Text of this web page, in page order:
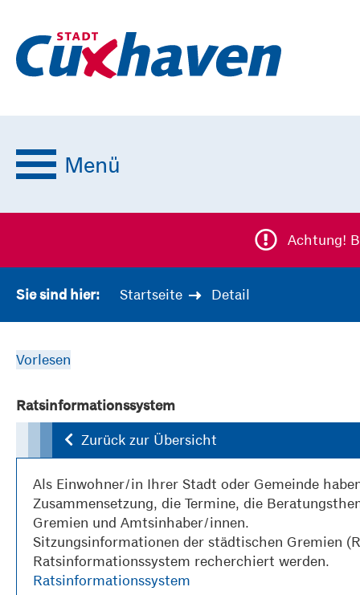
Menü
Achtung!
Sie sind hier: Startseite Detail
Vorlesen
Ratsinformationssystem
Zurück zur Übersicht
Als Einwohner/in Ihrer Stadt oder Gemeinde
Zusammensetzung, die Termine, die
Gremien und Amtsinhaber/innen.
Sitzungsinformationen der städtischen Gremien
Ratsinformationssystem recherchiert werden.
Ratsinformationssystem